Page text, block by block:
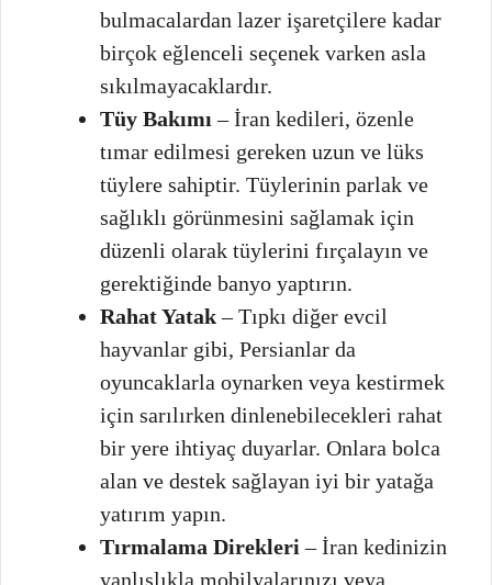
bulmacalardan lazer işaretçilere kadar
birçok eğlenceli seçenek varken asla
sıkılmayacaklardır.
Tüy Bakımı – İran kedileri, özenle
tımar edilmesi gereken uzun ve lüks
tüylere sahiptir. Tüylerinin parlak ve
sağlıklı görünmesini sağlamak için
düzenli olarak tüylerini fırçalayın ve
gerektiğinde banyo yaptırın.
Rahat Yatak– Tıpkı diğer evcil
hayvanlar gibi, Persianlar da
oyuncaklarla oynarken veya kestirmek
için sarılırken dinlenebilecekleri rahat
bir yere ihtiyaç duyarlar. Onlara bolca
alan ve destek sağlayan iyi bir yatağa
yatırım yapın.
Tırmalama Direkleri – İran kedinizin
yanlışlıkla mobilyalarınızı veya